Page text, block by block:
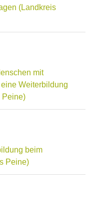
(Landkreis
mit
Weiterbildung
Peine)
beim
Peine)